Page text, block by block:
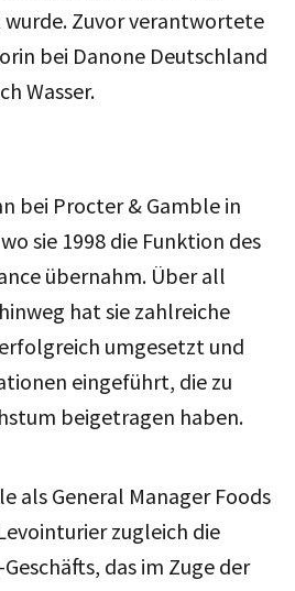
wurde. Zuvor verantwortete
bei Danone Deutschland
Wasser.
bei Procter & Gamble in
sie 1998 die Funktion des
übernahm. Über all
hat sie zahlreiche
umgesetzt und
eingeführt, die zu
beigetragen haben.
als General Manager Foods
zugleich die
das im Zuge der